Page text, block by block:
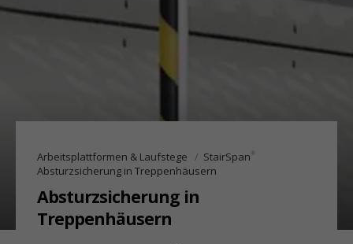
Arbeitsplattformen & Laufstege StairSpan ®
Absturzsicherung in Treppenhäusern
Absturzsicherung in
Treppenhäusern